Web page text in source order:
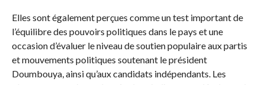
Elles sont également perçues comme un test important de
l’équilibre des pouvoirs politiques dans le pays et une
occasion d’évaluer le niveau de soutien populaire aux partis
et mouvements politiques soutenant le président
Doumbouya, ainsi qu’aux candidats indépendants. Les